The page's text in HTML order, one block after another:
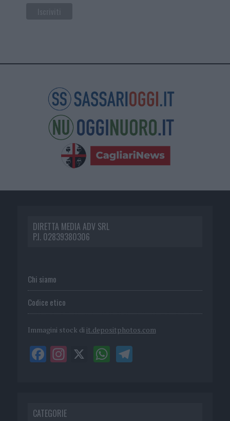
DIRETTA MEDIA ADV SRL
P.I. 02839380306
Chi siamo
Codice etico
Immagini stock di it.depositphotos.com
CATEGORIE